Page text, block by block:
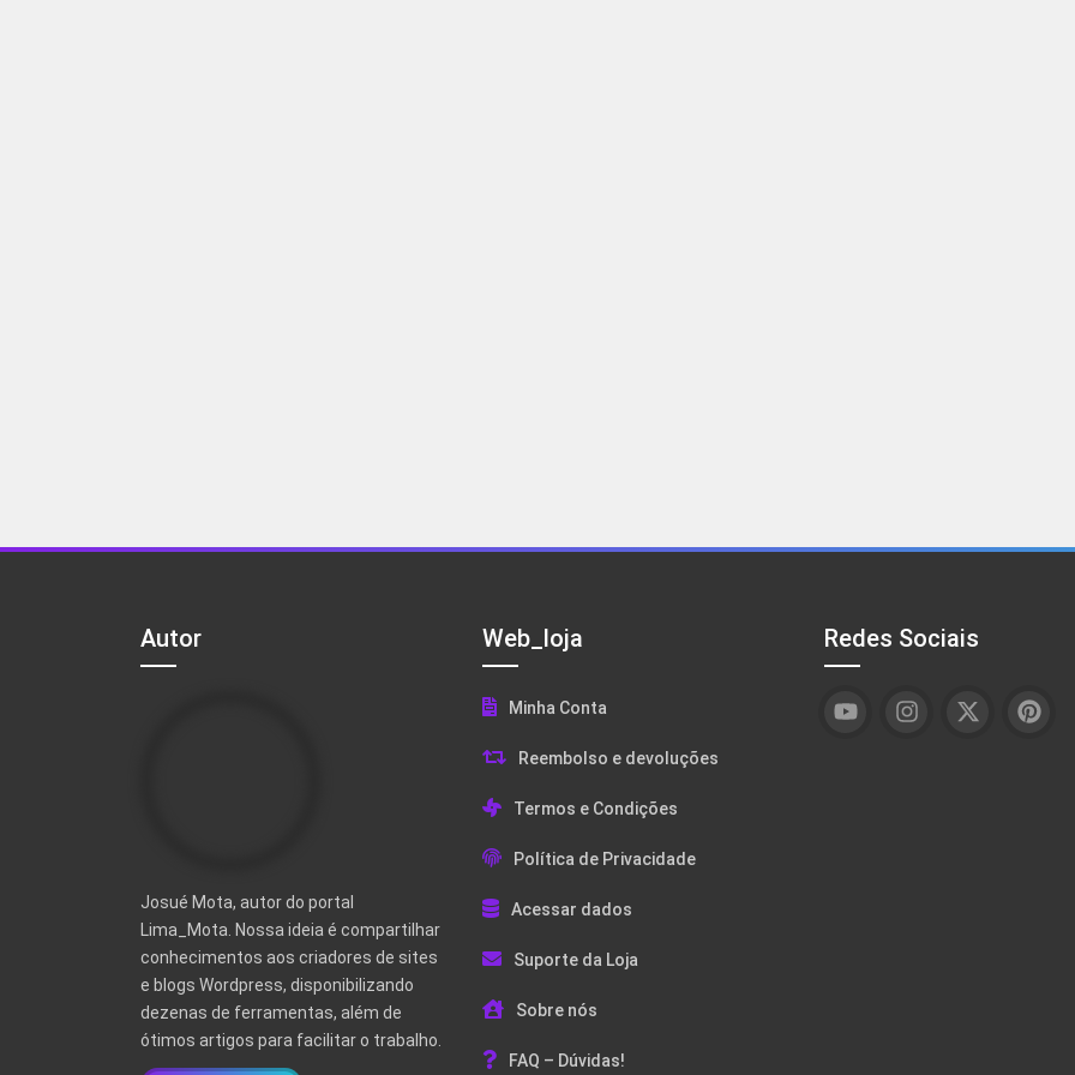
Autor
Josué Mota, autor do portal
Lima_Mota. Nossa ideia é compartilhar
conhecimentos aos criadores de sites
e blogs Wordpress, disponibilizando
dezenas de ferramentas, além de
ótimos artigos para facilitar o trabalho.
Web_loja
Minha Conta
Reembolso e devoluções
Termos e Condições
Política de Privacidade
Acessar dados
Suporte da Loja
Sobre nós
FAQ – Dúvidas!
Redes Sociais